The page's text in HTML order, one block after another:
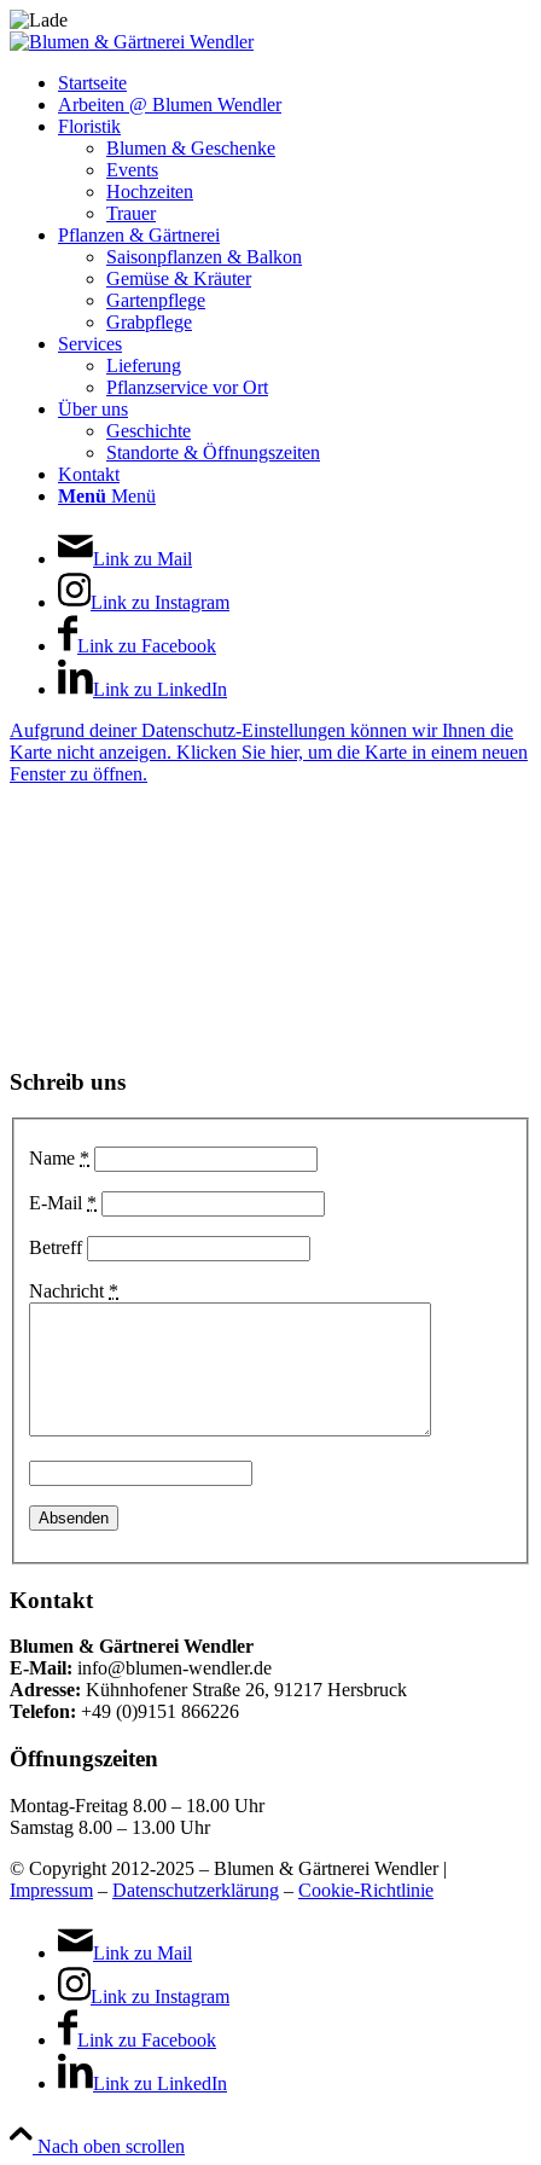
Startseite
Arbeiten @ Blumen Wendler
Floristik
Blumen & Geschenke
Events
Hochzeiten
Trauer
Pflanzen & Gärtnerei
Saisonpflanzen & Balkon
Gemüse & Kräuter
Gartenpflege
Grabpflege
Services
Lieferung
Pflanzservice vor Ort
Über uns
Geschichte
Standorte & Öffnungszeiten
Kontakt
Menü Menü
Link zu Mail
Link zu Instagram
Link zu Facebook
Link zu LinkedIn
Aufgrund deiner Datenschutz-Einstellungen können wir Ihnen die
Karte nicht anzeigen. Klicken Sie hier, um die Karte in einem neuen
Fenster zu öffnen.
Schreib uns
Name *
E-Mail *
Betreff
Nachricht *
Kontakt
Blumen & Gärtnerei Wendler
E-Mail: info@blumen-wendler.de
Adresse: Kühnhofener Straße 26, 91217 Hersbruck
Telefon: +49 (0)9151 866226
Öffnungszeiten
Montag-Freitag 8.00 – 18.00 Uhr
Samstag 8.00 – 13.00 Uhr
© Copyright 2012-2025 – Blumen & Gärtnerei Wendler |
Impressum – Datenschutzerklärung – Cookie-Richtlinie
Link zu Mail
Link zu Instagram
Link zu Facebook
Link zu LinkedIn
Nach oben scrollen